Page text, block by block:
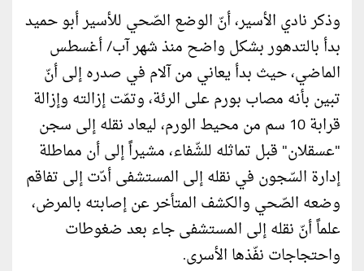
وذكر نادي الأسير، أنّ الوضع الصّحي للأسير أبو حميد
بدأ بالتدهور بشكل واضح منذ شهر آب/ أغسطس
الماضي، حيث بدأ يعاني من آلام في صدره إلى أنّ
تبين بأنه مصاب بورم على الرئة، وتمّت إزالته وإزالة
قرابة 10 سم من محيط الورم، ليعاد نقله إلى سجن
"عسقلان" قبل تماثله للشّفاء، مشيراً إلى أن مماطلة
إدارة السّجون في نقله إلى المستشفى أدّت إلى تفاقم
وضعه الصّحي والكشف المتأخر عن إصابته بالمرض،
علماً أنّ نقله إلى المستشفى جاء بعد ضغوطات
واحتجاجات نفّذها الأسرى.